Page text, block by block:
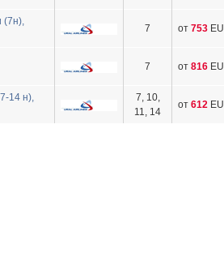
(7н),
7 от 753 EU
7 от 816 EU
14 н),
7, 10,
11, 14
от 612 EU